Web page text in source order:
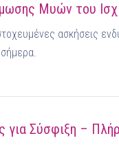
Μυών του
ασκήσεις
σήμερα.
για Σύσφιξη –